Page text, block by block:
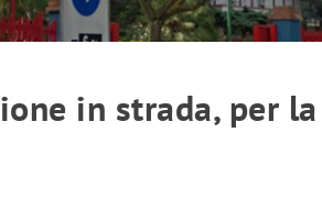
in strada, per